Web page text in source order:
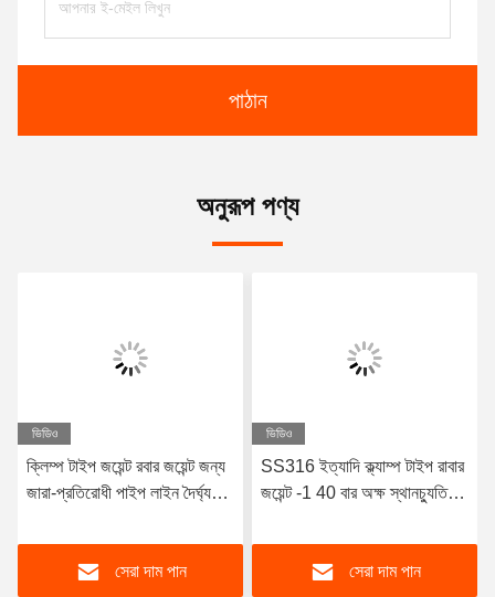
পাঠান
অনুরূপ পণ্য
ভিডিও
ক্লিম্প টাইপ জয়েন্ট রবার জয়েন্ট জন্য
জারা-প্রতিরোধী পাইপ লাইন দৈর্ঘ্য
সেরা দাম পান
ভিডিও
SS316 ইত্যাদি ক্ল্যাম্প টাইপ রাবার
জয়েন্ট -1 40 বার অক্ষ স্থানচ্যুতি
সেরা দাম পান